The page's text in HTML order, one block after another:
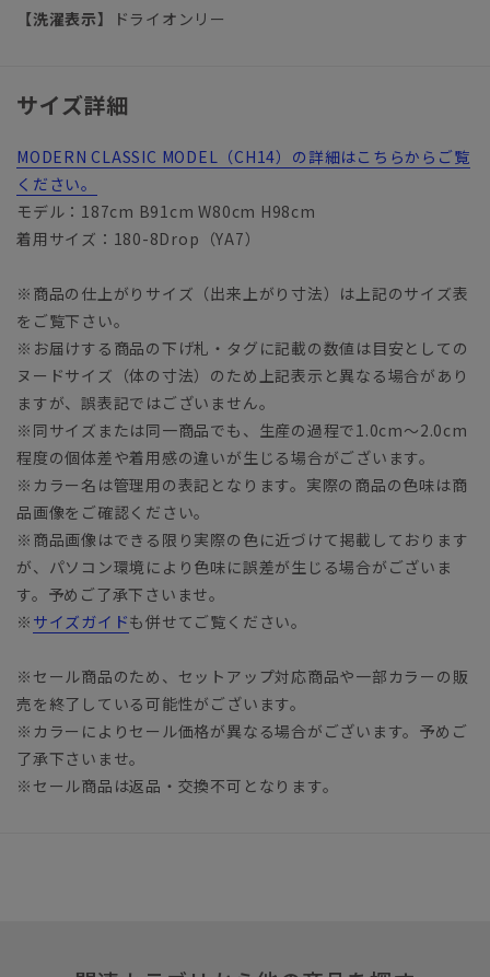
【洗濯表示】
ドライオンリー
サイズ詳細
MODERN CLASSIC MODEL（CH14）の詳細はこちらからご覧
ください。
モデル：187cm B91cm W80cm H98cm
着用サイズ：180-8Drop（YA7）
※商品の仕上がりサイズ（出来上がり寸法）は上記のサイズ表
をご覧下さい。
※お届けする商品の下げ札・タグに記載の数値は目安としての
ヌードサイズ（体の寸法）のため上記表示と異なる場合があり
ますが、誤表記ではございません。
※同サイズまたは同一商品でも、生産の過程で1.0cm～2.0cm
程度の個体差や着用感の違いが生じる場合がございます。
※カラー名は管理用の表記となります。実際の商品の色味は商
品画像をご確認ください。
※商品画像はできる限り実際の色に近づけて掲載しております
が、パソコン環境により色味に誤差が生じる場合がございま
す。予めご了承下さいませ。
※ サイズガイドも併せてご覧ください。
※セール商品のため、セットアップ対応商品や一部カラーの販
売を終了している可能性がございます。
※カラーによりセール価格が異なる場合がございます。予めご
了承下さいませ。
※セール商品は返品・交換不可となります。